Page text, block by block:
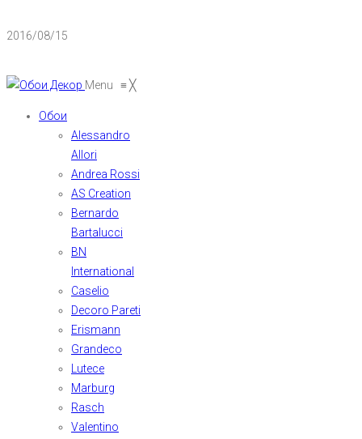
2016/08/15
Menu ≡╳
Обои
Alessandro
Allori
Andrea Rossi
AS Creation
Bernardo
Bartalucci
BN
International
Caselio
Decoro Pareti
Erismann
Grandeco
Lutece
Marburg
Rasch
Valentino